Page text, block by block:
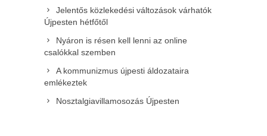
Jelentős közlekedési változások várhatók
Újpesten hétfőtől
Nyáron is résen kell lenni az online
csalókkal szemben
A kommunizmus újpesti áldozataira
emlékeztek
Nosztalgiavillamosozás Újpesten